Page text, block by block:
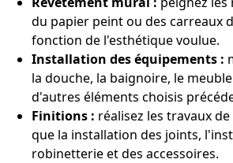
du papier peint ou des carreaux
fonction de l'esthétique voulue.
Installation des équipements :
la douche, la baignoire, le
d'autres éléments choisis
Finitions : réalisez les travaux
que la installation des joints,
robinetterie et des accessoires.